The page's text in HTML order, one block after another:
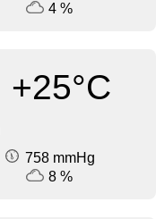
4 %
+25°C
758 mmHg
8 %